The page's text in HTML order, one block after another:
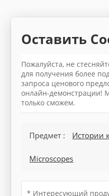
Оставить
Пожалуйста, не
для получения более
запроса ценового
онлайн-демонстрации!
только сможем.
Предмет : Истории
Microscopes